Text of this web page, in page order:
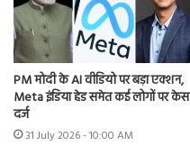
PM मोदी के AI वीडियो पर बड़ा एक्शन,
Meta इंडिया हेड समेत कई लोगों पर केस
दर्ज
31 July 2026 - 10:00 AM